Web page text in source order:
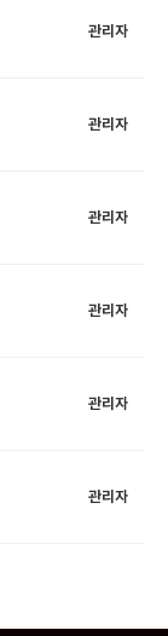
관리자
관리자
관리자
관리자
관리자
관리자